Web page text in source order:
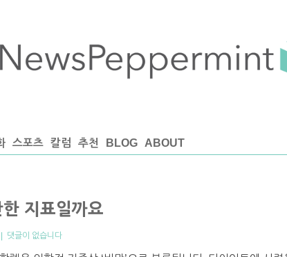
스포츠 칼럼 추천 BLOG ABOUT
지표일까요
댓글이 없습니다